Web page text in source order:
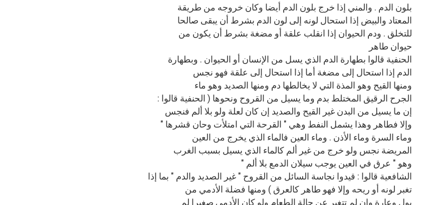
بلون الدم . والمني إذا خرج بلون الدم أيضا وكان خروجه من طريقة
المعتاد والبيض إذا استحال لونه إلى لون الدم بشرط أن يبقى صالحا
للتخلق . ودم الحيوان إذا انقلب علقة أو مضغة بشرط أن يكون من
حيوان طاهر
الحنفية قالوا بطهارة الدم الذي يسل من الإنسان أو الحيوان . وبطهارة
الدم إذا استحال إلى مضغة أما إذا استحال إلى علقة فهو نجس
ومنها القيح وهو المذة التي لا يخالطها دم ومنها الصديد وهو ماء
الجرح الرقيق المختلط بدم وما يسيل من القروح ونحوها ( الحنفية قالوا :
إن ما يسيل من البدن غير القيح والصديد إن كان لعلة ولو بلا ألم فنجس
وإلا فطاهر وهذا يشمل النفط وهي " القرحة التي امتلأت وحان قشرها "
وماء السرة وماء الأذن . وماء العين فالماء الذي يخرج من العين
المريضة نجس ولو خرج من غير ألم كالماء الذي يسيل بسبب الغرب
وهو " عرق في العين يوجب سيلان الدمع بلا ألم "
الشافعية قالوا : قيدوا نجاسة السائل من القروح " غير الصديد والدم " بما إذا
تغبر لونه أو ريحه وإلا فهو طاهر كالعرق ) ومنها فضلة الأدمي من
بول وعارة وإن لم تتغير عن حالة الطعام ولو كان الأدمي صغيرا لم